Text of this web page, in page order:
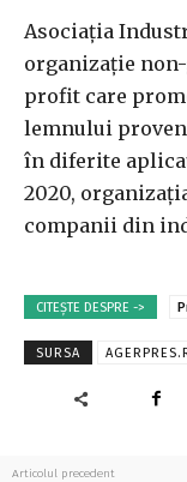
Asociaţia
organizaţie
profit care
lemnului
în diferite
2020,
companii din
CITEȘTE DESPRE ->
SURSA
Articolul precedent